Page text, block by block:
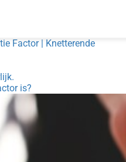
Factor | Knetterende
is?